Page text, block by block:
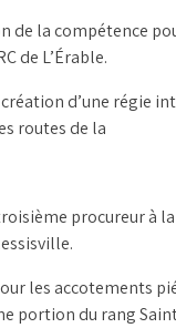
de la compétence
de L’Érable.
d’une régie
routes de la
procureur à
les accotements
portion du rang